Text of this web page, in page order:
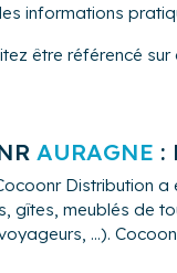
informations
être référencé
AURAGNE :
Distribution
gîtes, meublés de
...).